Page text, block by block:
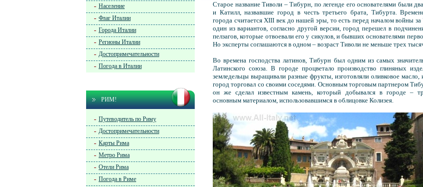
Старое название Тиволи – Тибурн, по легенде его основателями были
и Катилл, назвавшие город в честь третьего брата, Тибурта.
города считается XIII век до нашей эры, то есть перед началом войны
один из вариантов, согласно другой версии, город перешел в
пелзагов, которые отвоевали его у сикулов, и бывших основателями
Но эксперты соглашаются в одном – возраст Тиволи не меньше трех
Во времена господства латинов, Тибурн был одним из самых
Латинского союза. В городе процветало производство глиняных
земледельцы выращивали разные фрукты, изготовляли оливковое масло,
город торговал со своими соседями. Основным торговым партнером
он же сделал известным камень, который добывался в городе –
основным материалом, использовавшимся в облицовке Колизея.
Население
Флаг Италии
Города Италии
Регионы Италии
Достопримечательности
Погода в Италии
РИМ!
Путеводитель по Риму
Достопримечательности
Карты Рима
Метро Рима
Отели Рима
Погода в Риме